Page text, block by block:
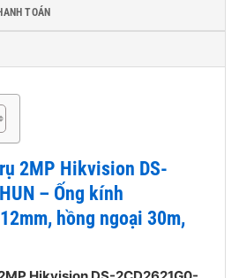
TOÁN
2MP Hikvision DS-
– Ống kính
hồng ngoại 30m,